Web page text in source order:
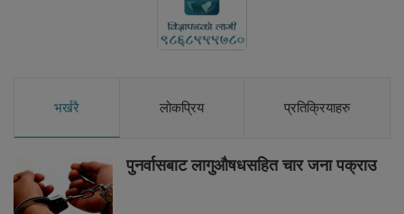
भर्खरै लोकप्रिय प्रतिक्रियाहरु
पुनर्वासबाट लागुऔषधसहित चार जना पक्राउ